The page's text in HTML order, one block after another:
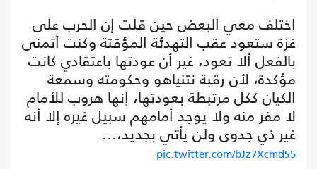
اختلفَ معي البعض حين قلت إن الحرب على
غزة ستعود عقب التهدئة المؤقتة وكنت أتمنى
بالفعل ألا تعود، غير أن عودتها باعتقادي كانت
مؤكدة، لأن رقبة نتنياهو وحكومته وسمعة
الكيان ككل مرتبطة بعودتها، إنها هروب للأمام
لا مفر منه ولا يوجد أمامهم سبيل غيره إلا أنه
غير ذي جدوى ولن يأتي بجديد،…
pic.twitter.com/bJz7XcmdS5